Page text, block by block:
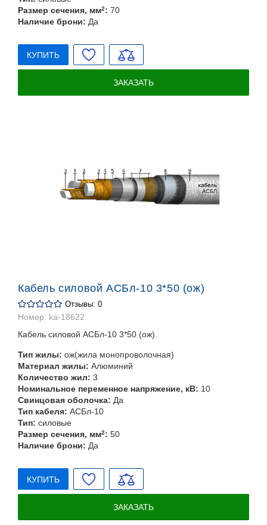
Размер сечения, мм2: 70
Наличие брони: Да
КУПИТЬ
ЗАКАЗАТЬ
Кабель силовой АСБл-10 3*50 (ож)
Отзывы: 0
Номер: ka-18622
Кабель силовой АСБл-10 3*50 (ож).
Тип жилы: ож(жила монопроволочная)
Материал жилы: Алюминий
Количество жил: 3
Номинальное переменное напряжение, кВ: 10
Свинцовая оболочка: Да
Тип кабеля: АСБл-10
Тип: силовые
Размер сечения, мм2: 50
Наличие брони: Да
КУПИТЬ
ЗАКАЗАТЬ